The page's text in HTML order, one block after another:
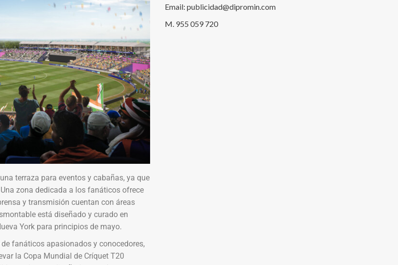
terraza para eventos y cabañas, ya que
zona dedicada a los fanáticos ofrece
y transmisión cuentan con áreas
está diseñado y curado en
York para principios de mayo.
fanáticos apasionados y conocedores,
la Copa Mundial de Críquet T20
Email: publicidad@dipromin.com
M. 955 059 720